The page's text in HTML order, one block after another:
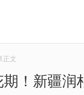
正文
！新疆润